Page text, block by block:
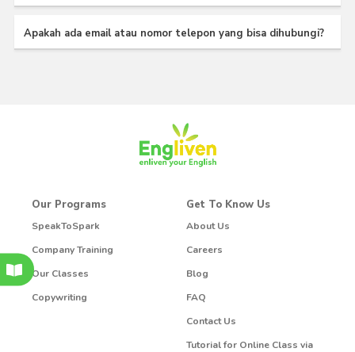
Apakah ada email atau nomor telepon yang bisa dihubungi?
Our Programs
SpeakToSpark
Company Training
Our Classes
Copywriting
Get To Know Us
About Us
Careers
Blog
FAQ
Contact Us
Tutorial for Online Class via